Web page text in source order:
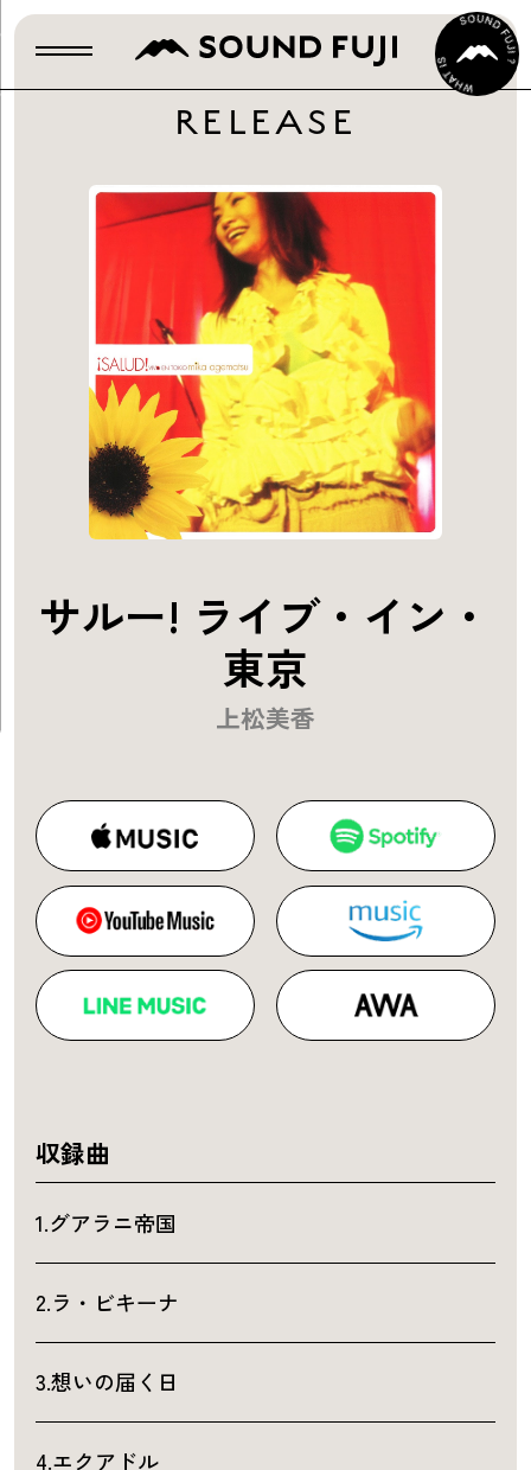
RELEASE
サルー! ライブ・イン・
東京
上松美香
収録曲
1.グアラニ帝国
2.ラ・ビキーナ
3.想いの届く日
4.エクアドル